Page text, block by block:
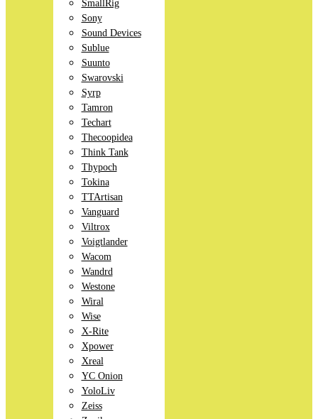
SmallRig
Sony
Sound Devices
Sublue
Suunto
Swarovski
Syrp
Tamron
Techart
Thecoopidea
Think Tank
Thypoch
Tokina
TTArtisan
Vanguard
Viltrox
Voigtlander
Wacom
Wandrd
Westone
Wiral
Wise
X-Rite
Xpower
Xreal
YC Onion
YoloLiv
Zeiss